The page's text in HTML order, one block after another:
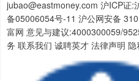
jubao@eastmoney.com 沪ICP证
备05006054号-11 沪公网安备
富网 意见与建议:4000300059/
务 联系我们 诚聘英才 法律声明